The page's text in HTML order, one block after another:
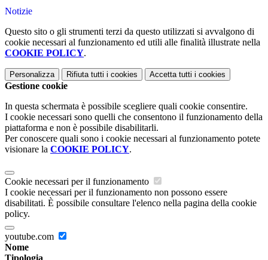
Notizie
Questo sito o gli strumenti terzi da questo utilizzati si avvalgono di
cookie necessari al funzionamento ed utili alle finalità illustrate nella
COOKIE POLICY.
Personalizza Rifiuta tutti i cookies Accetta tutti i cookies
Gestione cookie
In questa schermata è possibile scegliere quali cookie consentire.
I cookie necessari sono quelli che consentono il funzionamento della
piattaforma e non è possibile disabilitarli.
Per conoscere quali sono i cookie necessari al funzionamento potete
visionare la COOKIE POLICY.
Cookie necessari per il funzionamento
I cookie necessari per il funzionamento non possono essere
disabilitati. È possibile consultare l'elenco nella pagina della cookie
policy.
youtube.com
Nome
Tipologia